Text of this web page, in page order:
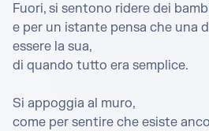
Fuori, si sentono ridere dei
e per un istante pensa che una
essere la sua,
di quando tutto era semplice.
Si appoggia al muro,
come per sentire che esiste